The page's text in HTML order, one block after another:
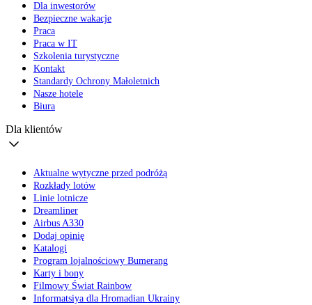
Dla inwestorów
Bezpieczne wakacje
Praca
Praca w IT
Szkolenia turystyczne
Kontakt
Standardy Ochrony Małoletnich
Nasze hotele
Biura
Dla klientów
Aktualne wytyczne przed podróżą
Rozkłady lotów
Linie lotnicze
Dreamliner
Airbus A330
Dodaj opinię
Katalogi
Program lojalnościowy Bumerang
Karty i bony
Filmowy Świat Rainbow
Informatsiya dla Hromadian Ukrainy